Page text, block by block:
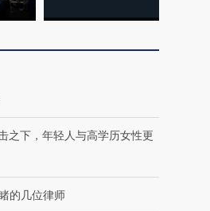
之下，年轻人与高学历女性更
的几位律师